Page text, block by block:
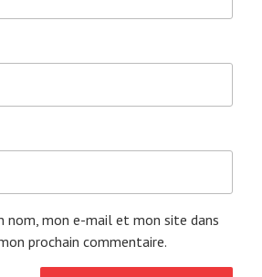
nom, mon e-mail et mon site dans
prochain commentaire.